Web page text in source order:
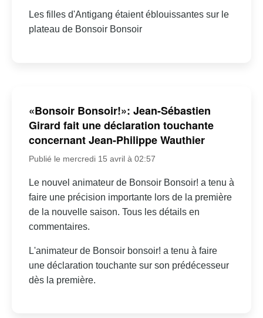
Les filles d'Antigang étaient éblouissantes sur le
plateau de Bonsoir Bonsoir
«Bonsoir Bonsoir!»: Jean-Sébastien
Girard fait une déclaration touchante
concernant Jean-Philippe Wauthier
Publié le mercredi 15 avril à 02:57
Le nouvel animateur de Bonsoir Bonsoir! a tenu à
faire une précision importante lors de la première
de la nouvelle saison. Tous les détails en
commentaires.
L'animateur de Bonsoir bonsoir! a tenu à faire
une déclaration touchante sur son prédécesseur
dès la première.